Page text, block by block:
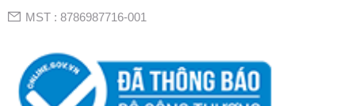
MST : 8786987716-001